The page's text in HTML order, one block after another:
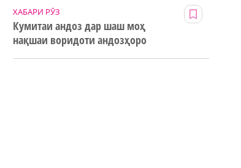
ХАБАРИ РӮЗ
Кумитаи андоз дар шаш моҳ
нақшаи воридоти андозҳоро